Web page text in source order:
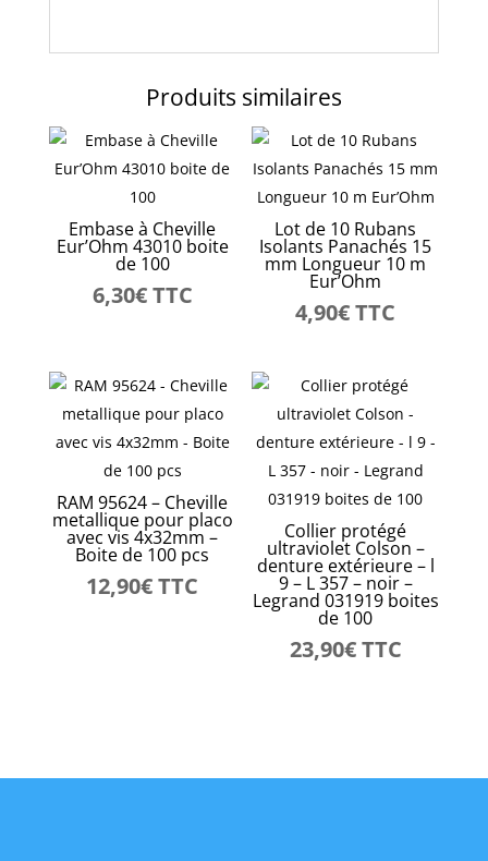
Produits similaires
Embase à Cheville
Eur’Ohm 43010 boite
de 100
6,30€TTC
Lot de 10 Rubans
Isolants Panachés 15
mm Longueur 10 m
Eur’Ohm
4,90€TTC
RAM 95624 – Cheville
metallique pour placo
avec vis 4x32mm –
Boite de 100 pcs
12,90€TTC
Collier protégé
ultraviolet Colson –
denture extérieure – l
9 – L 357 – noir –
Legrand 031919 boites
de 100
23,90€TTC